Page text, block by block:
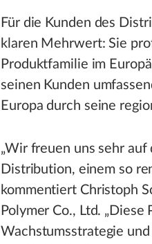
Für die Kunden des
klaren Mehrwert: Sie
Produktfamilie im
seinen Kunden
Europa durch seine
„Wir freuen uns sehr
Distribution, einem so
kommentiert Christoph
Polymer Co., Ltd.
Wachstumsstrategie